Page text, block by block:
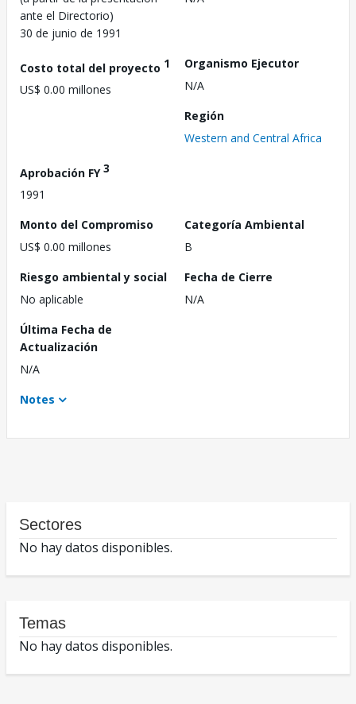
ante el Directorio)
30 de junio de 1991
Costo total del proyecto 1
US$ 0.00 millones
Organismo Ejecutor
N/A
Región
Western and Central Africa
Aprobación FY3
1991
Monto del Compromiso
US$ 0.00 millones
Categoría Ambiental
B
Riesgo ambiental y social
No aplicable
Fecha de Cierre
N/A
Última Fecha de
Actualización
N/A
Notes
Sectores
No hay datos disponibles.
Temas
No hay datos disponibles.